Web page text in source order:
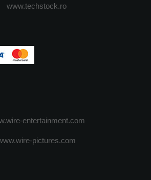
www.techstock.ro
entertainment.com
pictures.com